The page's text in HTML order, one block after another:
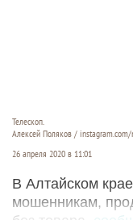
Телескоп.
Алексей Поляков / instagram.com/
26 апреля 2020 в 11:01
В Алтайском
мошенникам,